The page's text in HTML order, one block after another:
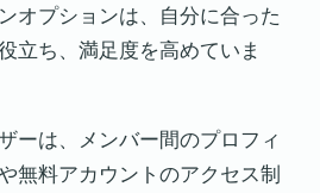
オプションは、自分に合った
立ち、満足度を高めていま
ーは、メンバー間のプロフィ
無料アカウントのアクセス制